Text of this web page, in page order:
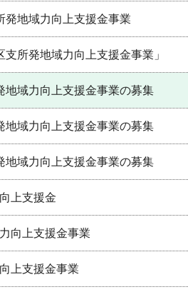
発地域力向上支援金事業
所発地域力向上支援金事業」
地域力向上支援金事業の募集
地域力向上支援金事業の募集
地域力向上支援金事業の募集
上支援金
向上支援金事業
上支援金事業